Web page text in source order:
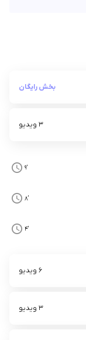
بخش رایگان
3 ویدیو
’9
’8
’4
6 ویدیو
3 ویدیو